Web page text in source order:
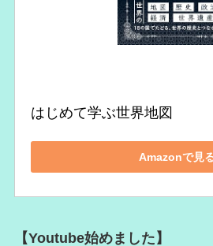
はじめて学ぶ世界地図
Amazonで見
【Youtube始めました】